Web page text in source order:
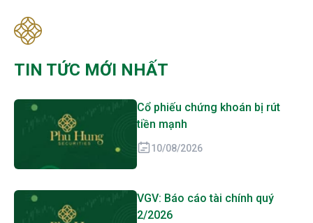
TIN TỨC MỚI NHẤT
Cổ phiếu chứng khoán bị rút
tiền mạnh
10/08/2026
VGV: Báo cáo tài chính quý
2/2026